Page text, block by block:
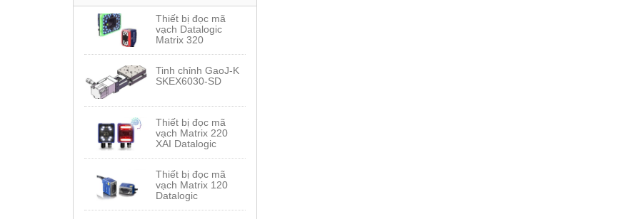
Thiết bị đọc mã
vạch Datalogic
Matrix 320
Tinh chỉnh GaoJ-K
SKEX6030-SD
Thiết bị đọc mã
vạch Matrix 220
XAI Datalogic
Thiết bị đọc mã
vạch Matrix 120
Datalogic